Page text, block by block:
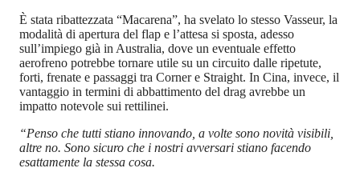
È stata ribattezzata “Macarena”, ha svelato lo stesso Vasseur, la
modalità di apertura del flap e l’attesa si sposta, adesso
sull’impiego già in Australia, dove un eventuale effetto
aerofreno potrebbe tornare utile su un circuito dalle ripetute,
forti, frenate e passaggi tra Corner e Straight. In Cina, invece, il
vantaggio in termini di abbattimento del drag avrebbe un
impatto notevole sui rettilinei.
“Penso che tutti stiano innovando, a volte sono novità visibili,
altre no. Sono sicuro che i nostri avversari stiano facendo
esattamente la stessa cosa.